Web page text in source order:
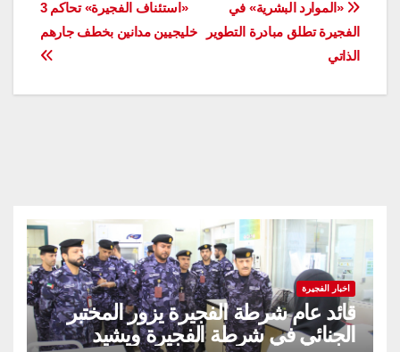
تصفّح
المقالات
«استئناف الفجيرة» تحاكم 3
خليجيين مدانين بخطف جارهم
«الموارد البشرية» في
الفجيرة تطلق مبادرة التطوير
الذاتي
اخبار الفجيرة
قائد عام شرطة الفجيرة يزور المختبر
الجنائي في شرطة الفجيرة ويشيد